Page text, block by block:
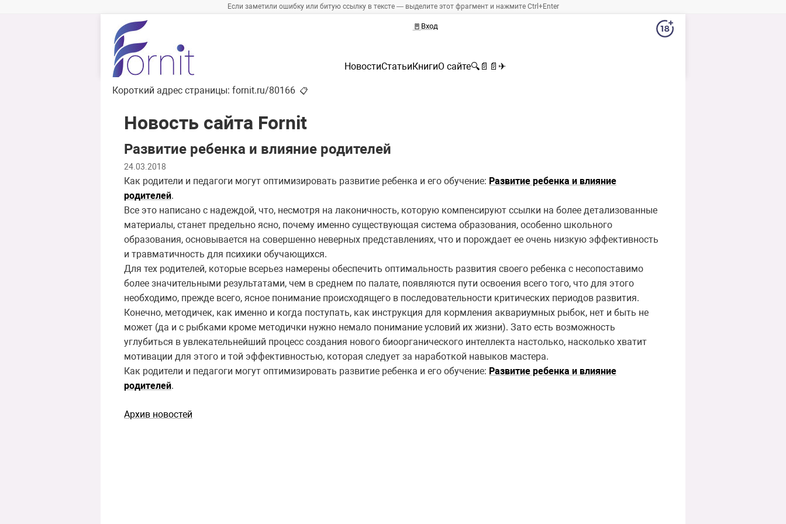
Если заметили ошибку или битую ссылку в тексте — выделите этот фрагмент и нажмите Ctrl+Enter
🚪 Вход
НовостиСтатьиКнигиО сайте🔍 📄 📄 ✈
Короткий адрес страницы: fornit.ru/80166 📋
Новость сайта Fornit
Развитие ребенка и влияние родителей
24.03.2018
Как родители и педагоги могут оптимизировать развитие ребенка и его обучение: Развитие ребенка и влияние
родителей.
Все это написано с надеждой, что, несмотря на лаконичность, которую компенсируют ссылки на более детализованные
материалы, станет предельно ясно, почему именно существующая система образования, особенно школьного
образования, основывается на совершенно неверных представлениях, что и порождает ее очень низкую эффективность
и травматичность для психики обучающихся.
Для тех родителей, которые всерьез намерены обеспечить оптимальность развития своего ребенка с несопоставимо
более значительными результатами, чем в среднем по палате, появляются пути освоения всего того, что для этого
необходимо, прежде всего, ясное понимание происходящего в последовательности критических периодов развития.
Конечно, методичек, как именно и когда поступать, как инструкция для кормления аквариумных рыбок, нет и быть не
может (да и с рыбками кроме методички нужно немало понимание условий их жизни). Зато есть возможность
углубиться в увлекательнейший процесс создания нового биоорганического интеллекта настолько, насколько хватит
мотивации для этого и той эффективностью, которая следует за наработкой навыков мастера.
Как родители и педагоги могут оптимизировать развитие ребенка и его обучение: Развитие ребенка и влияние
родителей.
Архив новостей